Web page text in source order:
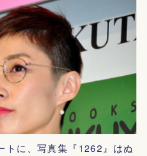
トに、写真集『1262』はぬ